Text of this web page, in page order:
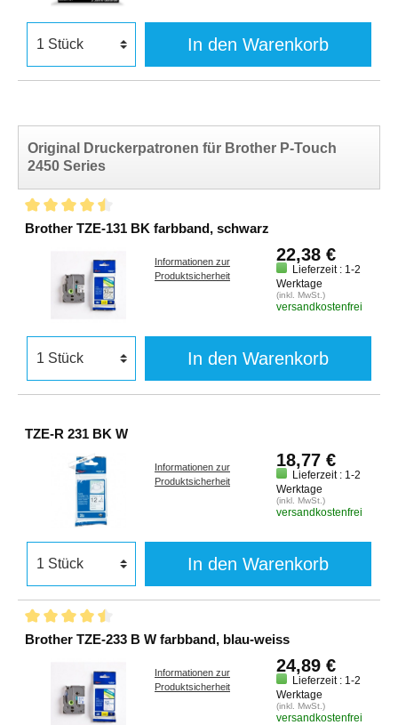
In den Warenkorb
Original Druckerpatronen für Brother P-Touch
2450 Series
Brother TZE-131 BK farbband, schwarz
Informationen zur
Produktsicherheit
22,38 €
Lieferzeit : 1-2
Werktage
(inkl. MwSt.)
versandkostenfrei
In den Warenkorb
TZE-R 231 BK W
Informationen zur
Produktsicherheit
18,77 €
Lieferzeit : 1-2
Werktage
(inkl. MwSt.)
versandkostenfrei
In den Warenkorb
Brother TZE-233 B W farbband, blau-weiss
Informationen zur
Produktsicherheit
24,89 €
Lieferzeit : 1-2
Werktage
(inkl. MwSt.)
versandkostenfrei